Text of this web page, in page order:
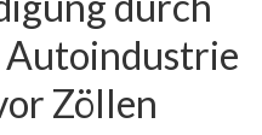
Autoindustrie
Zöllen